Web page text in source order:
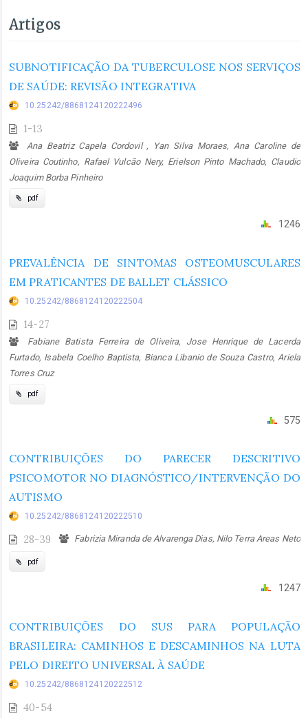
Artigos
SUBNOTIFICAÇÃO DA TUBERCULOSE NOS SERVIÇOS
DE SAÚDE: REVISÃO INTEGRATIVA
10.25242/8868124120222496
1-13
Ana Beatriz Capela Cordovil , Yan Silva Moraes, Ana Caroline de
Oliveira Coutinho, Rafael Vulcão Nery, Erielson Pinto Machado, Claudio
Joaquim Borba Pinheiro
pdf
1246
PREVALÊNCIA DE SINTOMAS OSTEOMUSCULARES
EM PRATICANTES DE BALLET CLÁSSICO
10.25242/8868124120222504
14-27
Fabiane Batista Ferreira de Oliveira, Jose Henrique de Lacerda
Furtado, Isabela Coelho Baptista, Bianca Libanio de Souza Castro, Ariela
Torres Cruz
pdf
575
CONTRIBUIÇÕES DO PARECER DESCRITIVO
PSICOMOTOR NO DIAGNÓSTICO/INTERVENÇÃO DO
AUTISMO
10.25242/8868124120222510
28-39 Fabrizia Miranda de Alvarenga Dias, Nilo Terra Areas Neto
pdf
1247
CONTRIBUIÇÕES DO SUS PARA POPULAÇÃO
BRASILEIRA: CAMINHOS E DESCAMINHOS NA LUTA
PELO DIREITO UNIVERSAL À SAÚDE
10.25242/8868124120222512
40-54